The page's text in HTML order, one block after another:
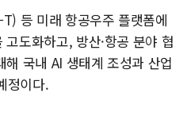
등 미래 항공우주 플랫폼에
도화하고, 방산·항공 분야 협
국내 AI 생태계 조성과 산업
정이다.